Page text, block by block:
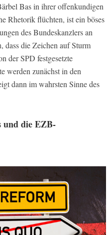
Bas in ihrer offenkundigen
Rhetorik flüchten, ist ein böses
des Bundeskanzlers an
dass die Zeichen auf Sturm
der SPD festgesetzte
werden zunächst in den
dann im wahrsten Sinne des
und die EZB-